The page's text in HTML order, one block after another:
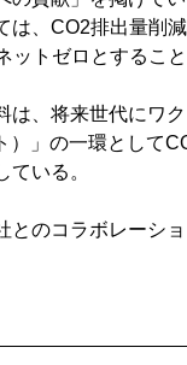
は、CO2排出量削
ットゼロとすること
は、将来世代にワ
）」の一環として
ている。
とのコラボレーシ